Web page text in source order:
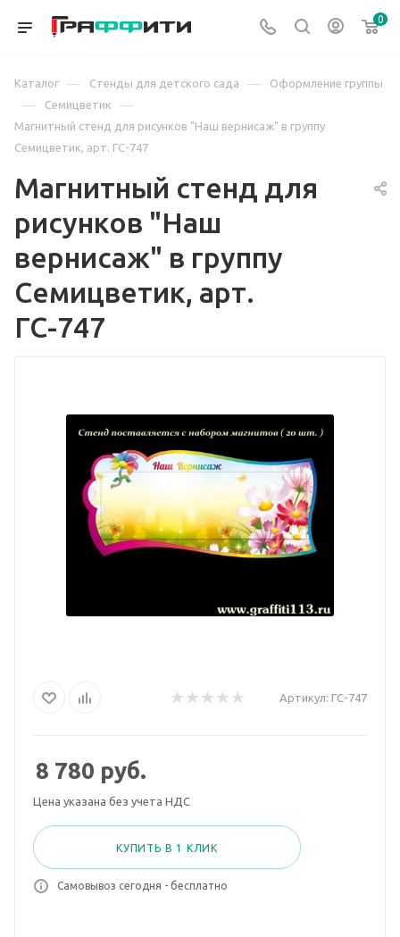
0
Каталог — Стенды для детского сада — Оформление группы
— Семицветик —
Магнитный стенд для рисунков "Наш вернисаж" в группу
Семицветик, арт. ГС-747
Магнитный стенд для
рисунков "Наш
вернисаж" в группу
Семицветик, арт.
ГС-747
Артикул: ГС-747
8 780 руб.
Цена указана без учета НДС
КУПИТЬ В 1 КЛИК
Самовывоз сегодня - бесплатно